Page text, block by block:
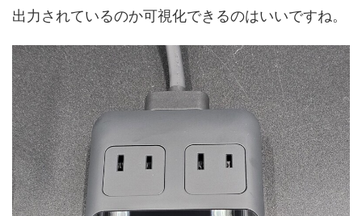
出力されているのか可視化できるのはいいですね。